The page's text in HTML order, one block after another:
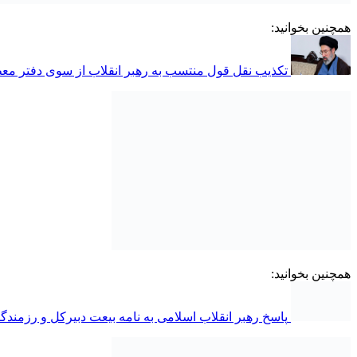
همچنین بخوانید:
تکذیب نقل قول منتسب به رهبر انقلاب از سوی دفتر
همچنین بخوانید:
پاسخ رهبر انقلاب اسلامی به نامه بیعت دبیرکل و